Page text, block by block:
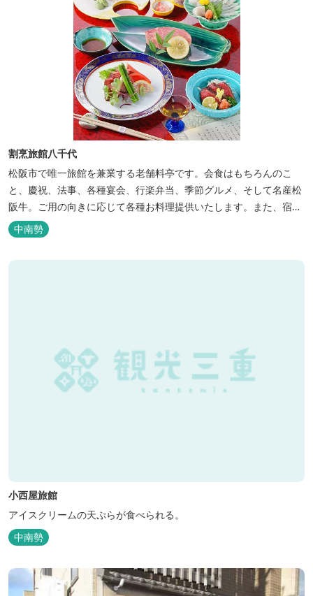
割烹旅館八千代
松阪市で唯一旅館を兼業する老舗料亭です。会食はもちろんのこ
と、慶祝、法事、各種宴会、行楽弁当、季節グルメ、そして名産松
阪牛。ご用の向きに応じて各種お料理提供いたします。また、宿泊
のご用もたまわります。 国登録有形文化財に選ばれた純木造建築で
昔風情をお楽しみください。
中南勢
小西屋旅館
アイスクリームの天ぷらが食べられる。
中南勢